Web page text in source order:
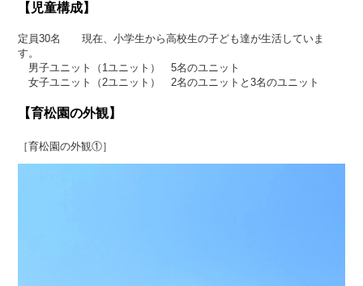
【児童構成】
定員30名 現在、小学生から高校生の子ども達が生活していま
す。
男子ユニット（1ユニット） 5名のユニット
女子ユニット（2ユニット） 2名のユニットと3名のユニット
【育松園の外観】
［育松園の外観①］